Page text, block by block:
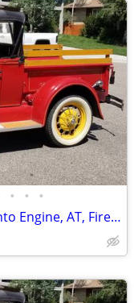
• • •
1929 Ford Pickup Roadster Shay Pinto Engine, AT, Fireman Motif